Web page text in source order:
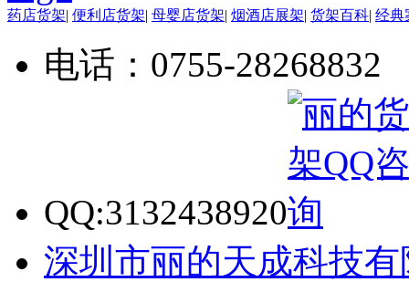
药店货架| 便利店货架| 母婴店货架| 烟酒店展架| 货架百科| 经典
电话：0755-28268832
QQ:3132438920
深圳市丽的天成科技